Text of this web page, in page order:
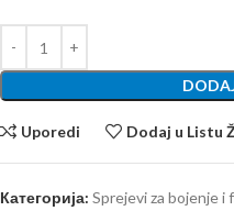
Uporedi Dodaj u Listu
Категорија: Sprejevi za bojenje i